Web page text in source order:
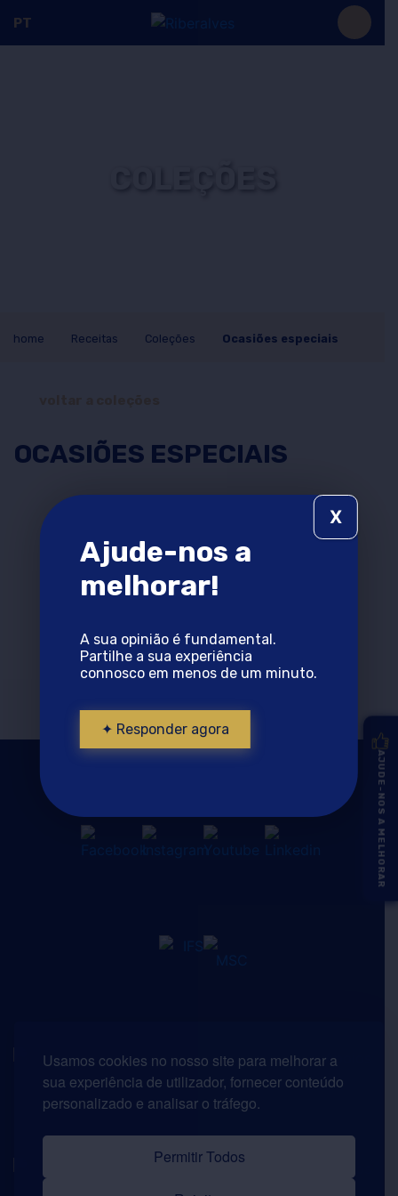
Usamos cookies no nosso site para melhorar a
sua experiência de utilizador, fornecer conteúdo
personalizado e analisar o tráfego.
Permitir Todos
PT
home Receitas Coleções Ocasiões especiais
OCASIÕES ESPECIAIS
carregar mais
Ajude-nos a
melhorar!
A sua opinião é fundamental.
Partilhe a sua experiência
connosco em menos de um minuto.
✦ Responder agora
X
AJUDE-NOS A MELHORAR